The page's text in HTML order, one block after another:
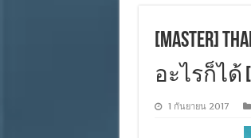
[MASTER]
อะไรก็ได้ [
1 กันยายน 2017